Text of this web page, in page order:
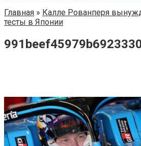
Главная » Калле Рованперя
тесты в Японии